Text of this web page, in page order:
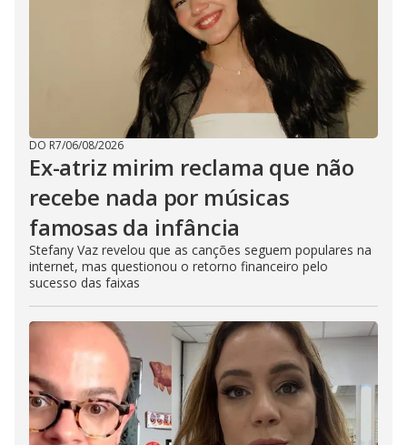
DO R7/06/08/2026
Ex-atriz mirim reclama que não
recebe nada por músicas
famosas da infância
Stefany Vaz revelou que as canções seguem populares na
internet, mas questionou o retorno financeiro pelo
sucesso das faixas